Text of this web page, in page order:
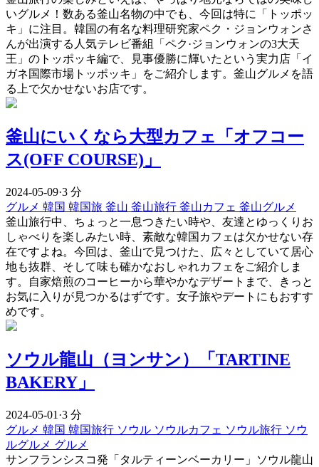
いグルメ！数ある釜山名物の中でも、今回は特に「トッポッ
キ」に注目。韓国の有名な料理研究家ペク・ジョンウォンさ
んが出演する人気テレビ番組「ペク·ジョンウォンの3大天
王」のトッポッキ編で、見事優勝に輝いたという実力店「イ
ガネ国際市場トッポッキ」をご紹介します。釜山グルメを語
る上で欠かせないお店です。
釜山にいくなら大型カフェ「オフコー
ス(OFF COURSE)」
2024-05-09·3 分
グルメ 韓国 韓国旅 釜山 釜山旅行 釜山カフェ 釜山グルメ
釜山旅行中、ちょっと一息つきたい時や、友達とゆっくりお
しゃべりを楽しみたい時、素敵な韓国カフェは欠かせない存
在ですよね。今回は、釜山で見つけた、広々としていて居心
地も抜群、そして味も確かなおしゃれカフェをご紹介しま
す。自家焙煎のコーヒーから華やかなデザートまで、きっと
お気に入りが見つかるはずです。女子旅やデートにもおすす
めです。
ソウル龍山（ヨンサン）「TARTINE
BAKERY」
2024-05-01 ·3 分
グルメ 韓国 韓国旅行 ソウル ソウルカフェ ソウル旅行 ソウ
ルグルメ グルメ
サンフランシスコ発「タルティーンベーカリー」ソウル龍山